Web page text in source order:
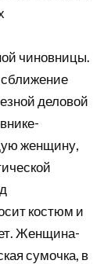
чиновницы.
сближение
деловой
женщину,
костюм и
Женщина-
сумочка, в